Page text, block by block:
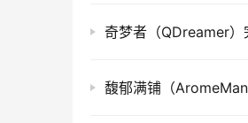
奇梦者（QDreamer
馥郁满铺（